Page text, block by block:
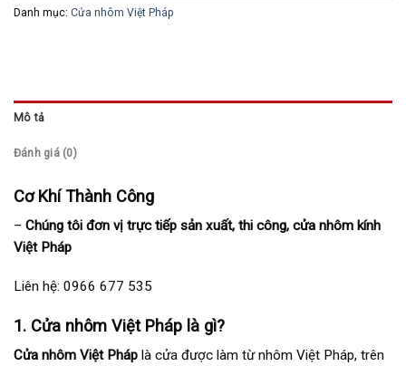
Danh mục: Cửa nhôm Việt Pháp
Mô tả
Đánh giá (0)
Cơ Khí Thành Công
– Chúng tôi đơn vị trực tiếp sản xuất, thi công, cửa nhôm kính
Việt Pháp
Liên hệ: 0966 677 535
1. Cửa nhôm Việt Pháp là gì?
Cửa nhôm Việt Pháp là cửa được làm từ nhôm Việt Pháp, trên